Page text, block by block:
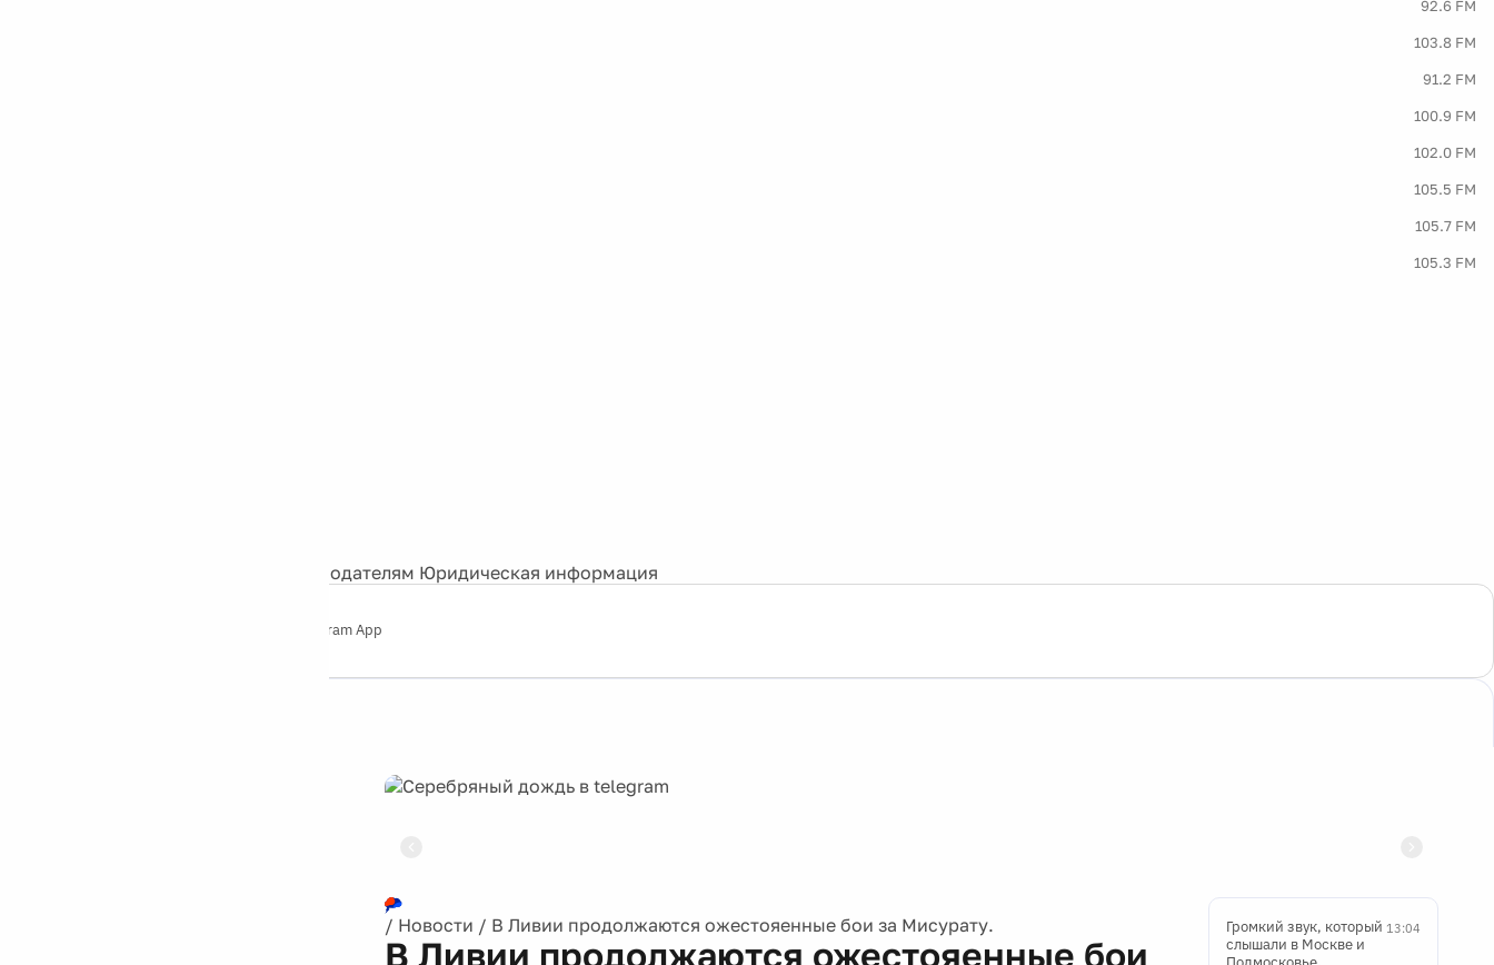
92.6 FM
103.8 FM
91.2 FM
100.9 FM
102.0 FM
105.5 FM
105.7 FM
105.3 FM
Рекламодателям Юридическая информация
Telegram App
/ Новости / В Ливии продолжаются ожестояенные бои за Мисурату.
В Ливии продолжаются ожестояенные бои
13:04
Громкий звук, который
слышали в Москве и